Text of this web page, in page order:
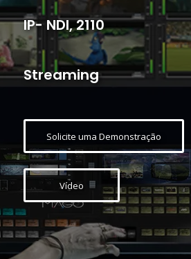
IP- NDI, 2110
Streaming
Solicite uma Demonstração
Vídeo